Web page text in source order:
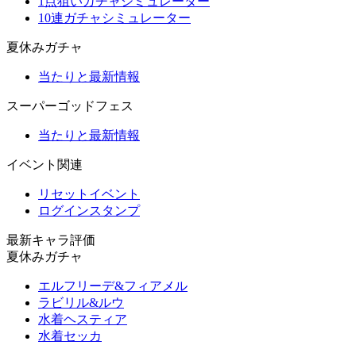
10連ガチャシミュレーター
夏休みガチャ
当たりと最新情報
スーパーゴッドフェス
当たりと最新情報
イベント関連
リセットイベント
ログインスタンプ
最新キャラ評価
夏休みガチャ
エルフリーデ&フィアメル
ラビリル&ルウ
水着ヘスティア
水着セッカ